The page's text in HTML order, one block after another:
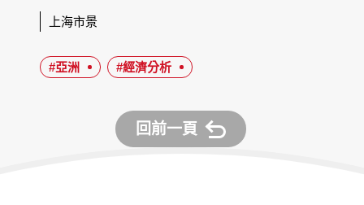
上海市景
#亞洲 #經濟分析
回前一頁